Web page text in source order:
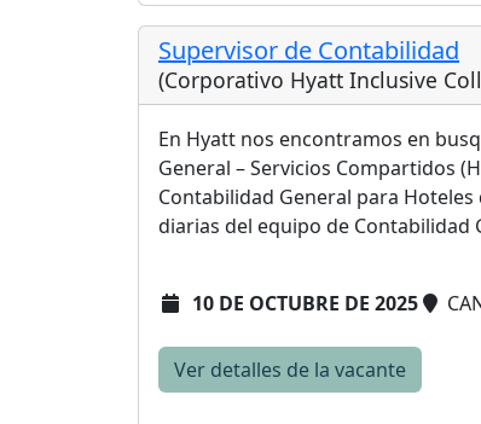
Supervisor de Contabilidad
(Corporativo Hyatt Inclusive
En Hyatt nos encontramos en
General – Servicios Compartidos
Contabilidad General para
diarias del equipo de Contabilidad
10 DE OCTUBRE DE 2025
Ver detalles de la vacante